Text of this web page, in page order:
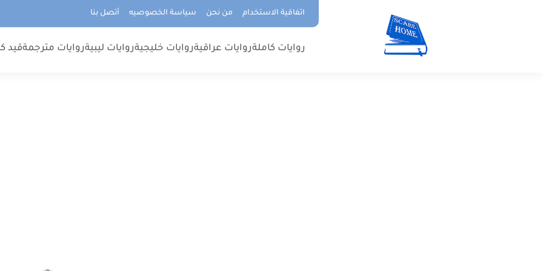
اتفاقية الاستخدام من نحن سياسة الخصوصيه أتصل بنا
روايات كاملةروايات عراقيةروايات خليجيةروايات ليبيةروايات مترجمةقيد